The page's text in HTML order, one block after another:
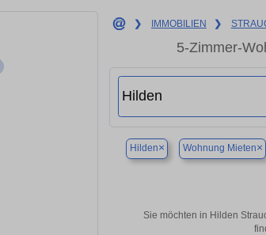
❯ IMMOBILIEN ❯
5-Zimmer-
Hilden× Wohnung Mieten×
Sie möchten in Hilden